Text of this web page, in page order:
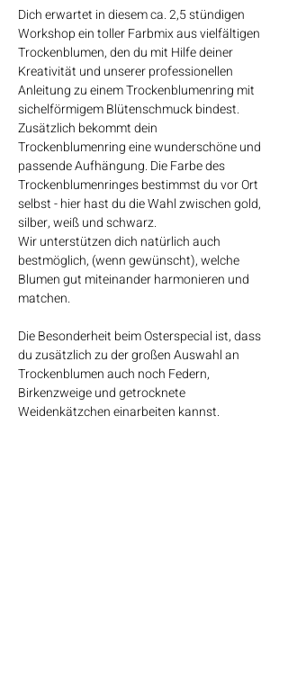
Dich erwartet in diesem ca. 2,5 stündigen
Workshop ein toller Farbmix aus vielfältigen
Trockenblumen, den du mit Hilfe deiner
Kreativität und unserer professionellen
Anleitung zu einem Trockenblumenring mit
sichelförmigem Blütenschmuck bindest.
Zusätzlich bekommt dein
Trockenblumenring eine wunderschöne und
passende Aufhängung. Die Farbe des
Trockenblumenringes bestimmst du vor Ort
selbst - hier hast du die Wahl zwischen gold,
silber, weiß und schwarz.
Wir unterstützen dich natürlich auch
bestmöglich, (wenn gewünscht), welche
Blumen gut miteinander harmonieren und
matchen.
Die Besonderheit beim Osterspecial ist, dass
du zusätzlich zu der großen Auswahl an
Trockenblumen auch noch Federn,
Birkenzweige und getrocknete
Weidenkätzchen einarbeiten kannst.